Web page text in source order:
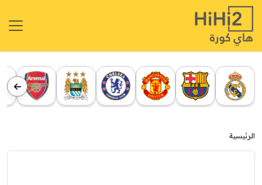
الرئيسية